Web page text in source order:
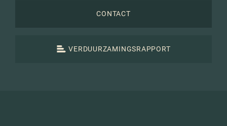
CONTACT
VERDUURZAMINGSRAPPORT